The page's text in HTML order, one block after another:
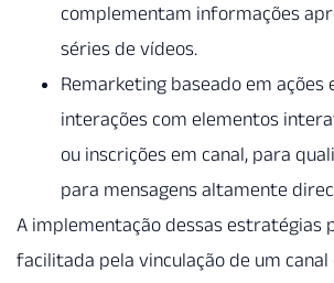
complementam informações
séries de vídeos.
Remarketing baseado em ações
interações com elementos
ou inscrições em canal, para
para mensagens altamente
A implementação dessas estratégias
facilitada pela vinculação de um canal